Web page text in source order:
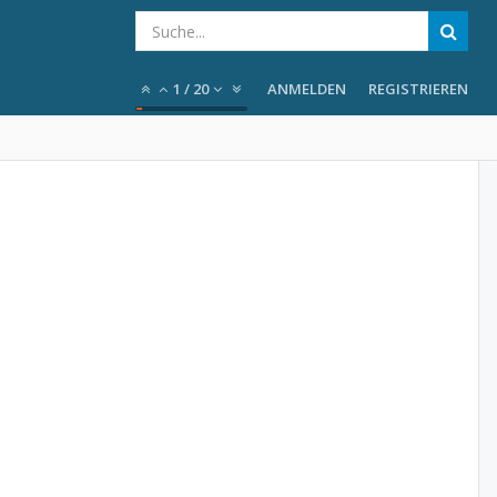
1 / 20 ANMELDEN REGISTRIEREN